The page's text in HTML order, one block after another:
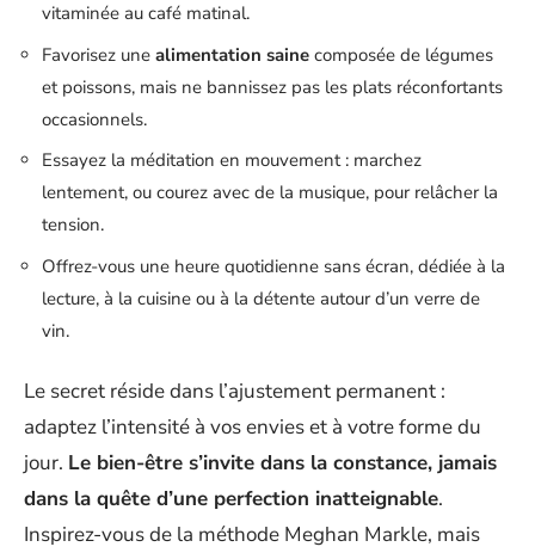
vitaminée au café matinal.
Favorisez une alimentation saine composée de légumes
et poissons, mais ne bannissez pas les plats réconfortants
occasionnels.
Essayez la méditation en mouvement : marchez
lentement, ou courez avec de la musique, pour relâcher la
tension.
Offrez-vous une heure quotidienne sans écran, dédiée à la
lecture, à la cuisine ou à la détente autour d’un verre de
vin.
Le secret réside dans l’ajustement permanent :
adaptez l’intensité à vos envies et à votre forme du
jour. Le bien-être s’invite dans la constance, jamais
dans la quête d’une perfection inatteignable.
Inspirez-vous de la méthode Meghan Markle, mais